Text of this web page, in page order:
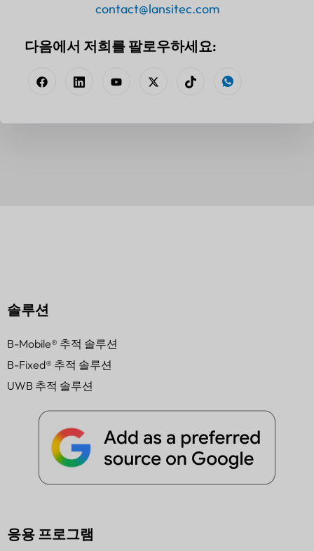
contact@lansitec.com
다음에서 저희를 팔로우하세요:
솔루션
B-Mobile® 추적 솔루션
B-Fixed® 추적 솔루션
UWB 추적 솔루션
응용 프로그램